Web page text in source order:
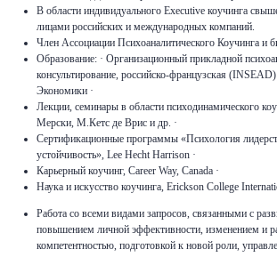
В области индивидуального Executive коучинга
лицами российских и международных компаний.
Член Ассоциации Психоаналитического Коучинга и
Образование: · Организационный прикладной
консультирование, российско-французская
Экономики ·
Лекции, семинары в области психодинамического
Мерски, М.Кетс де Врис и др. ·
Сертификационные программы «Психология
устойчивость», Lee Hecht Harrison ·
Карьерный коучинг, Career Way, Canada ·
Наука и искусство коучинга, Erickson College
Работа со всеми видами запросов, связанными с
повышением личной эффективности, изменением и
компетентностью, подготовкой к новой роли,